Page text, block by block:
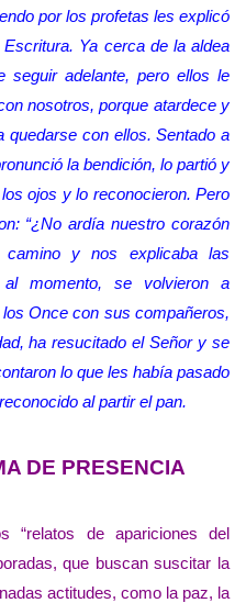
por los profetas les explicó
Ya cerca de la aldea
seguir adelante, pero ellos le
nosotros, porque atardece y
quedarse con ellos. Sentado a
la bendición, lo partió y
ojos y lo reconocieron. Pero
“¿No ardía nuestro corazón
y nos explicaba las
al momento, se volvieron a
Once con sus compañeros,
ha resucitado el Señor y se
lo que les había pasado
al partir el pan.
DE PRESENCIA
“relatos de apariciones del
que buscan suscitar la
actitudes, como la paz, la